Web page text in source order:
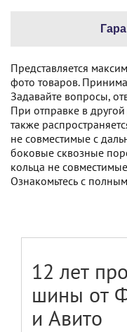
Представляется
фото товаров.
Задавайте вопросы,
При отправке в
также
не совместимые с
боковые сквозные
кольца не
Ознакомьтесь с
12 лет
шины от
и Авито